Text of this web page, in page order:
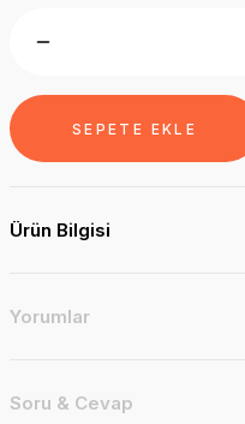
SEPETE EKLE
Ürün Bilgisi
Yorumlar
Soru & Cevap